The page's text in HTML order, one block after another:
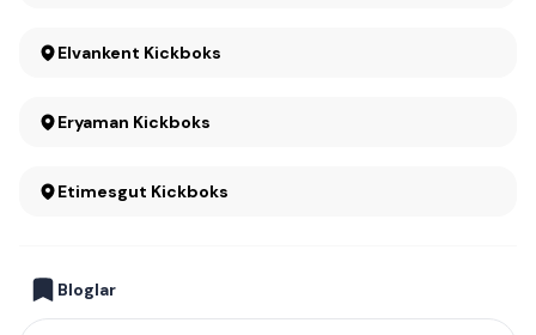
Elvankent Kickboks
Eryaman Kickboks
Etimesgut Kickboks
Bloglar